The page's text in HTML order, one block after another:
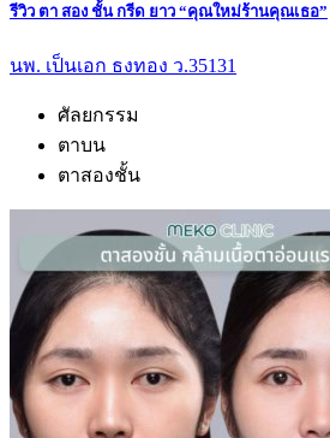
รีวิว ตา สอง ชั้น กรีด ยาว “คุณใหม่ร้านคุณเธอ”
นพ. เป็นเอก ธงทอง ว.35131
ศัลยกรรม
ตาบน
ตาสองชั้น